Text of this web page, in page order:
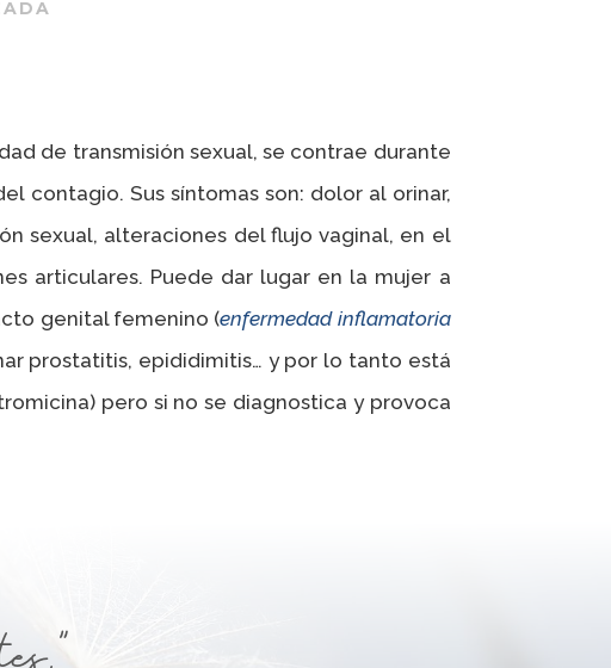
de transmisión sexual, se contrae durante
contagio. Sus síntomas son: dolor al orinar,
sexual, alteraciones del flujo vaginal, en el
articulares. Puede dar lugar en la mujer a
genital femenino (enfermedad inflamatoria
prostatitis, epididimitis… y por lo tanto está
pero si no se diagnostica y provoca